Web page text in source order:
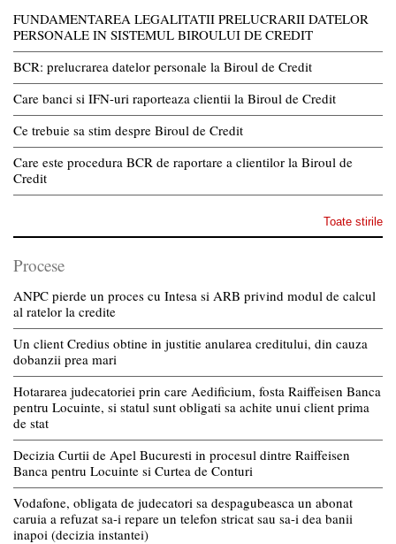
FUNDAMENTAREA LEGALITATII PRELUCRARII DATELOR
PERSONALE IN SISTEMUL BIROULUI DE CREDIT
BCR: prelucrarea datelor personale la Biroul de Credit
Care banci si IFN-uri raporteaza clientii la Biroul de Credit
Ce trebuie sa stim despre Biroul de Credit
Care este procedura BCR de raportare a clientilor la Biroul de
Credit
Toate stirile
Procese
ANPC pierde un proces cu Intesa si ARB privind modul de calcul
al ratelor la credite
Un client Credius obtine in justitie anularea creditului, din cauza
dobanzii prea mari
Hotararea judecatoriei prin care Aedificium, fosta Raiffeisen Banca
pentru Locuinte, si statul sunt obligati sa achite unui client prima
de stat
Decizia Curtii de Apel Bucuresti in procesul dintre Raiffeisen
Banca pentru Locuinte si Curtea de Conturi
Vodafone, obligata de judecatori sa despagubeasca un abonat
caruia a refuzat sa-i repare un telefon stricat sau sa-i dea banii
inapoi (decizia instantei)